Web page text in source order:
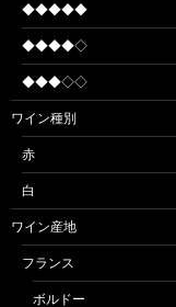
◆◆◆◆◆
◆◆◆◆◇
◆◆◆◇◇
ワイン種別
赤
白
ワイン産地
フランス
ボルドー